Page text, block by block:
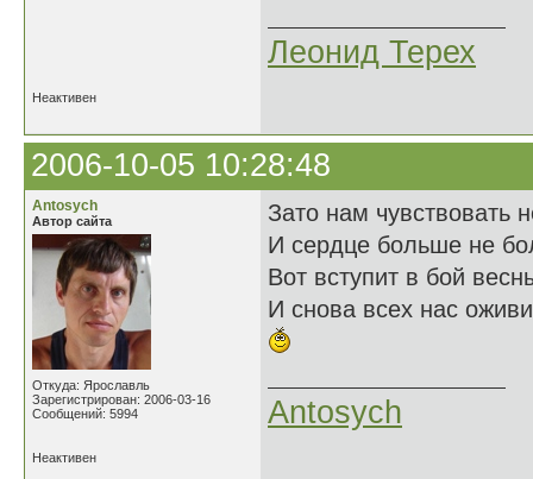
Леонид Терех
Неактивен
2006-10-05 10:28:48
Antosych
Автор сайта
Откуда: Ярославль
Зарегистрирован: 2006-03-16
Сообщений: 5994
Зато нам чувствовать
И сердце больше не
Вот вступит в бой
И снова всех нас
Antosych
Неактивен